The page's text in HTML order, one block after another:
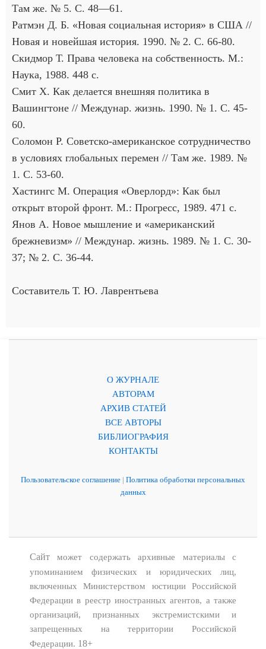
Там же. № 5. С. 48—61.
Ратмэн Д. Б. «Новая социальная история» в США //
Новая и новейшая история. 1990. № 2. С. 66-80.
Скидмор Т. Права человека на собственность. М.:
Наука, 1988. 448 с.
Смит X. Как делается внешняя политика в
Вашингтоне // Междунар. жизнь. 1990. № 1. С. 45-
60.
Соломон Р. Советско-американское сотрудничество
в условиях глобальных перемен // Там же. 1989. №
1. С. 53-60.
Хастингс М. Операция «Оверлорд»: Как был
открыт второй фронт. М.: Прогресс, 1989. 471 с.
Янов А. Новое мышление и «американский
брежневизм» // Междунар. жизнь. 1989. № 1. С. 30-
37; № 2. С. 36-44.
Составитель Т. Ю. Лаврентьева
О ЖУРНАЛЕ
АВТОРАМ
АРХИВ СТАТЕЙ
ВСЕ АВТОРЫ
БИБЛИОГРАФИЯ
КОНТАКТЫ
Пользовательское соглашение | Политика обработки персональных
данных
Сайтможет содержать архивные материалы с
упоминанием физических и юридических лиц,
включенных Министерством юстиции Российской
Федерации в реестр иностранных агентов, а также
организаций, признанных экстремистскими и
запрещенных на территории Российской
Федерации. 18+